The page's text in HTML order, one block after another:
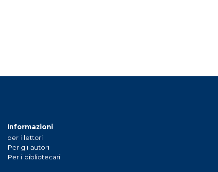
Informazioni
per i lettori
Per gli autori
Per i bibliotecari